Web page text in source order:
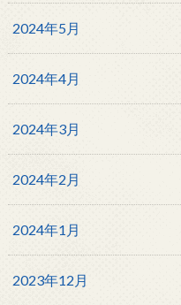
2024年5月
2024年4月
2024年3月
2024年2月
2024年1月
2023年12月